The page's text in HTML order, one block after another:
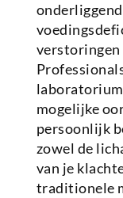
mogelijke
persoonlijk
zowel de
van je
traditionele